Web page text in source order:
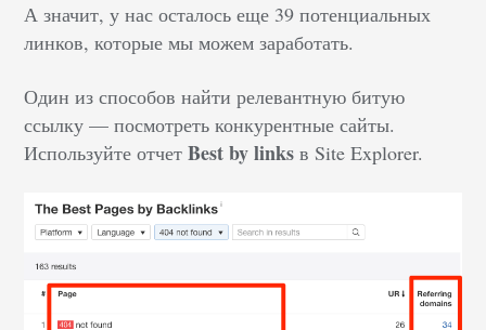
А значит, у нас осталось еще 39 потенциальных
линков, которые мы можем заработать.
Один из способов найти релевантную битую
ссылку — посмотреть конкурентные сайты.
Используйте отчетBest by linksв Site Explorer.